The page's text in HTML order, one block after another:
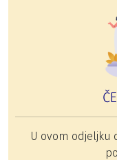
U ovom odjeljku